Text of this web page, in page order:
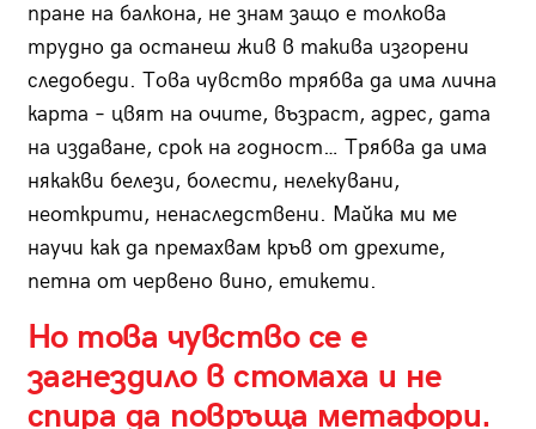
пране на балкона, не знам защо е толкова
трудно да останеш жив в такива изгорени
следобеди. Това чувство трябва да има лична
карта – цвят на очите, възраст, адрес, дата
на издаване, срок на годност… Трябва да има
някакви белези, болести, нелекувани,
неоткрити, ненаследствени. Майка ми ме
научи как да премахвам кръв от дрехите,
петна от червено вино, етикети.
Но това чувство се е
загнездило в стомаха и не
спира да повръща метафори.